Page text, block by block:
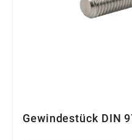
Gewindestück DIN